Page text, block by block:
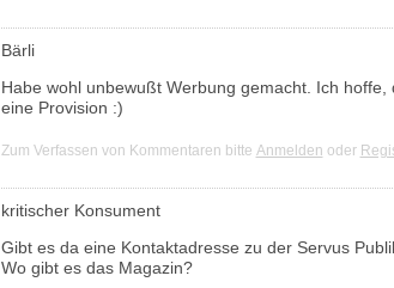
Bärli
Habe wohl unbewußt Werbung gemacht. Ich
eine Provision :)
Zum Verfassen von Kommentaren bitte Anmelden oder
kritischer Konsument
Gibt es da eine Kontaktadresse zu der Servus
Wo gibt es das Magazin?